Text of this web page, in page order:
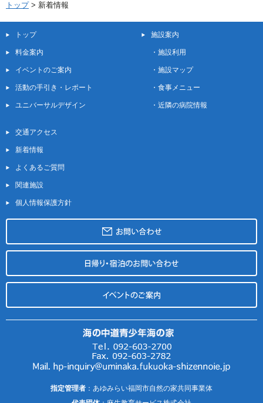
トップ> 新着情報
トップ
料金案内
イベントのご案内
活動の手引き・レポート
ユニバーサルデザイン
施設案内
・施設利用
・施設マップ
・食事メニュー
・近隣の病院情報
交通アクセス
新着情報
よくあるご質問
関連施設
個人情報保護方針
指定管理者 ：あゆみらい福岡市自然の家共同事業体